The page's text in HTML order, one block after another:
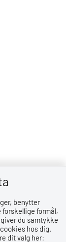
benytter
formål,
du samtykke
hos dig.
dit valg her: